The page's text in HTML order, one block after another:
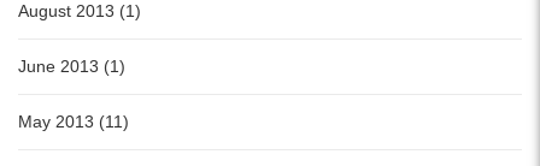
August 2013 (1)
June 2013 (1)
May 2013 (11)